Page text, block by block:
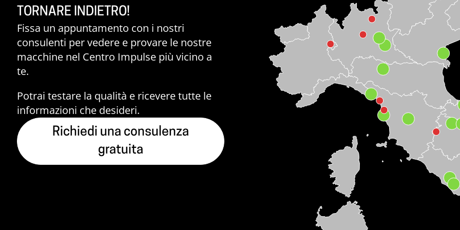
TORNARE INDIETRO!
Fissa un appuntamento con i nostri
consulenti per vedere e provare le nostre
macchine nel Centro Impulse più vicino a
te.
Potrai testare la qualità e ricevere tutte le
informazioni che desideri.
Richiedi una consulenza
gratuita